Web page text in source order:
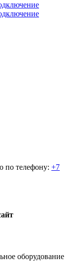
по телефону: +7
оборудование